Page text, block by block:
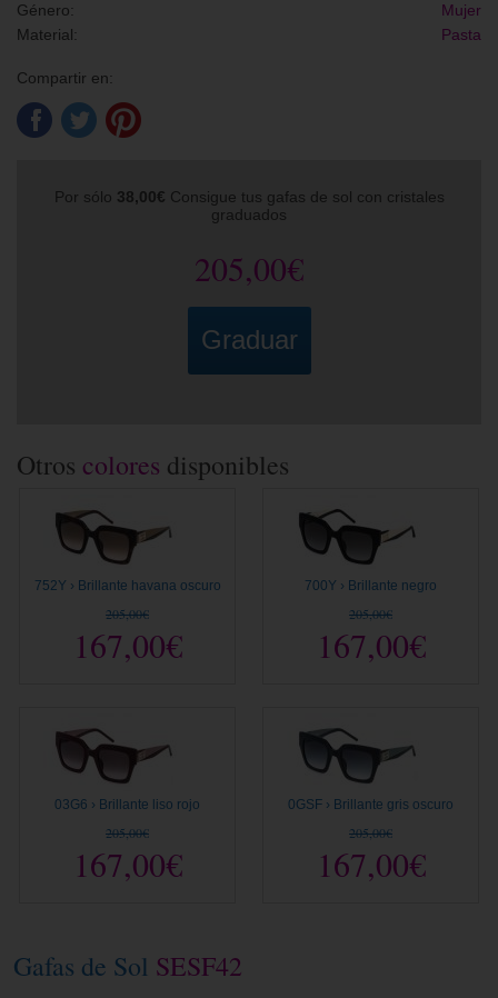
Género:
Mujer
Material:
Pasta
Compartir en:
Por sólo 38,00€ Consigue tus gafas de sol con cristales
graduados
205,00€
Graduar
Otros colores disponibles
752Y › Brillante havana oscuro
205,00€
167,00€
700Y › Brillante negro
205,00€
167,00€
03G6 › Brillante liso rojo
205,00€
167,00€
0GSF › Brillante gris oscuro
205,00€
167,00€
Gafas de Sol SESF42